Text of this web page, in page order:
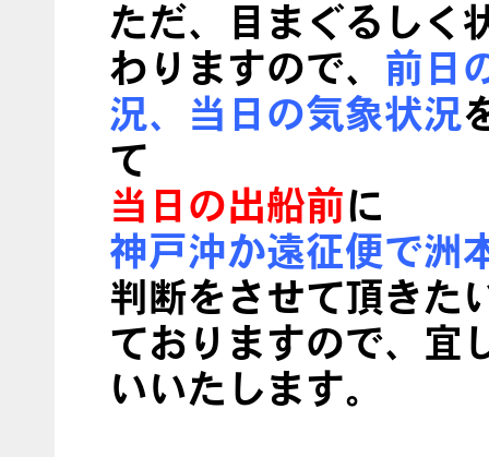
ただ、目まぐるしく
わりますので、 前日
況、当日の気象状況
て
当日の出船前に
神戸沖か遠征便で洲
判断をさせて頂きた
ておりますので、宜
いいたします。